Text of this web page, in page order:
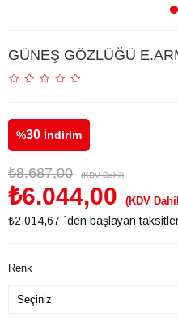
GÜNEŞ GÖZLÜĞÜ
%30 İndirim
₺8.687,00 (KDV Dahil)
₺6.044,00 (KDV
₺2.014,67 `den başlayan
Renk